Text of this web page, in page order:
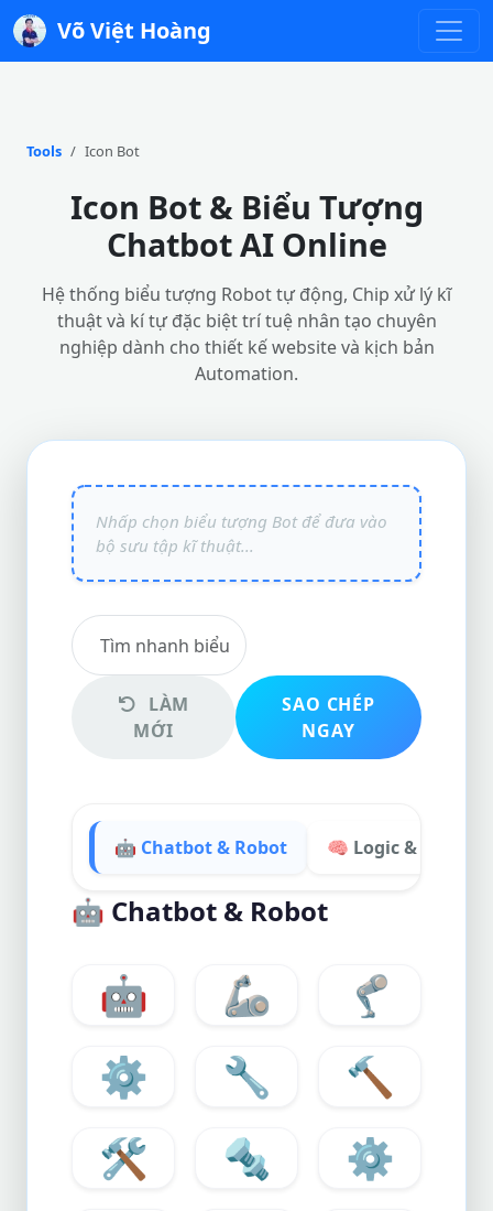
Võ Việt Hoàng
Tools Icon Bot
Icon Bot & Biểu Tượng
Chatbot AI Online
Hệ thống biểu tượng Robot tự động, Chip xử lý kĩ
thuật và kí tự đặc biệt trí tuệ nhân tạo chuyên
nghiệp dành cho thiết kế website và kịch bản
Automation.
LÀM
MỚI
SAO CHÉP
NGAY
🤖 Chatbot & Robot 🧠 Logic & Trí Tuệ
🤖 Chatbot & Robot
🤖 🦾
🦿
⚙️
🔧
🔨
🛠️
🔩
⚙️